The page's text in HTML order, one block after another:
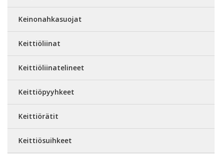
Keinonahkasuojat
Keittiöliinat
Keittiöliinatelineet
Keittiöpyyhkeet
Keittiörätit
Keittiösuihkeet